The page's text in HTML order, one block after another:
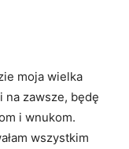
moja wielka
na zawsze, będę
i wnukom.
wszystkim